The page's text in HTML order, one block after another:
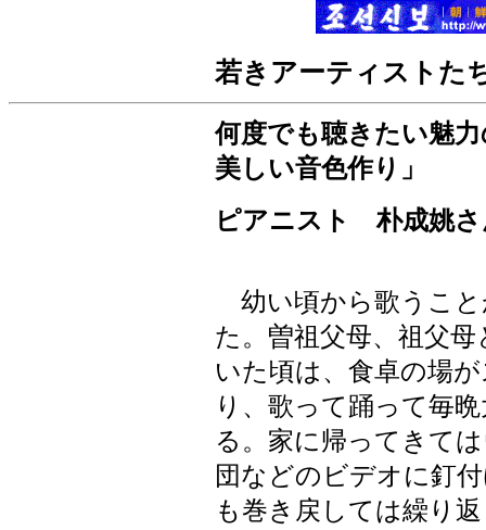
若きアーティストた
何度でも聴きたい魅
美しい音色作り」
ピアニスト 朴成姚さ
幼い頃から歌うこと
た。曽祖父母、祖父
いた頃は、食卓の場
り、歌って踊って毎
る。家に帰ってきて
団などのビデオに釘
も巻き戻しては繰り